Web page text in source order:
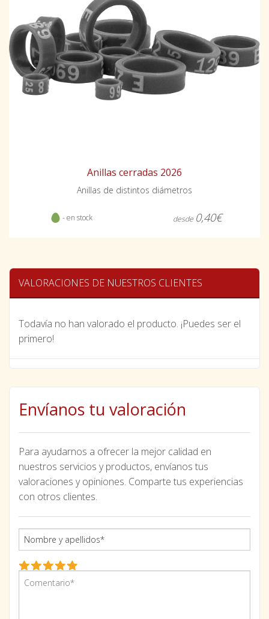
Anillas cerradas 2026
Anillas de distintos diámetros
- en stock desde 0,40€
VALORACIONES DE NUESTROS CLIENTES
Todavía no han valorado el producto. ¡Puedes ser el
primero!
Envíanos tu valoración
Para ayudarnos a ofrecer la mejor calidad en
nuestros servicios y productos, envíanos tus
valoraciones y opiniones. Comparte tus experiencias
con otros clientes.